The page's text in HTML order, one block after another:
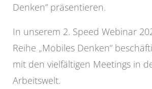
Denken“ präsentieren.
In unserem 2. Speed Webinar
Reihe „Mobiles Denken“
mit den vielfältigen Meetings in
Arbeitswelt.